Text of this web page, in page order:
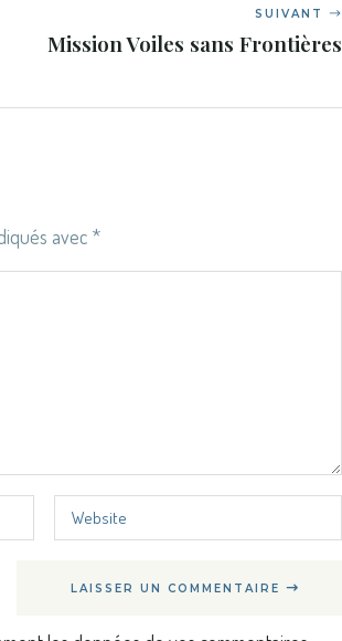
SUIVANT
Mission Voiles sans Frontières
avec *
LAISSER UN COMMENTAIRE